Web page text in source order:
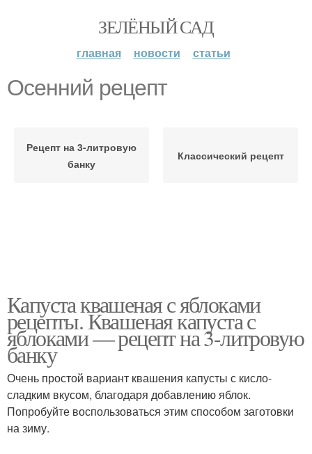
ЗЕЛЁНЫЙ САД
главная новости статьи
Осенний рецепт
Рецепт на 3-литровую
банку
Классический рецепт
Капуста квашеная с яблоками
рецепты. Квашеная капуста с
яблоками — рецепт на 3-литровую
банку
Очень простой вариант квашения капусты с кисло-
сладким вкусом, благодаря добавлению яблок.
Попробуйте воспользоваться этим способом заготовки
на зиму.